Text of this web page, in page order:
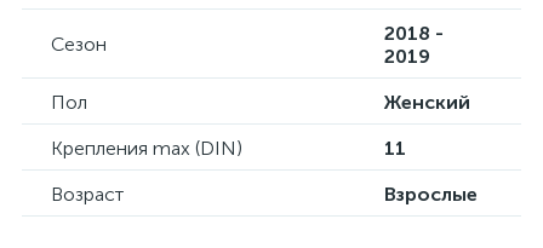
Сезон
2018 -
2019
Пол
Женский
Крепления max (DIN)
11
Возраст
Взрослые